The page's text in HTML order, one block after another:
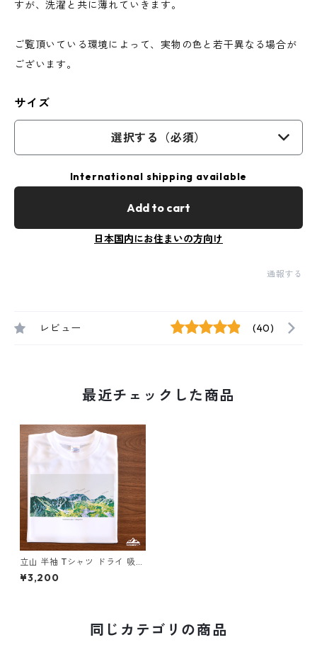
すが、洗濯と共に薄れていきます。
ご覧頂いている環境によって、実物の色と若干異なる場合が
ございます。
サイズ
選択する（必須）
International shipping available
Add to cart
日本国内にお住まいの方向け
通報する
レビュー (40)
最近チェックした商品
立山 半袖 Tシャツ ドライ 吸水
速乾 山 登山 アウトドア 山Tシ
ャツ 山のイラスト（ホワイト
¥3,200
同じカテゴリの商品